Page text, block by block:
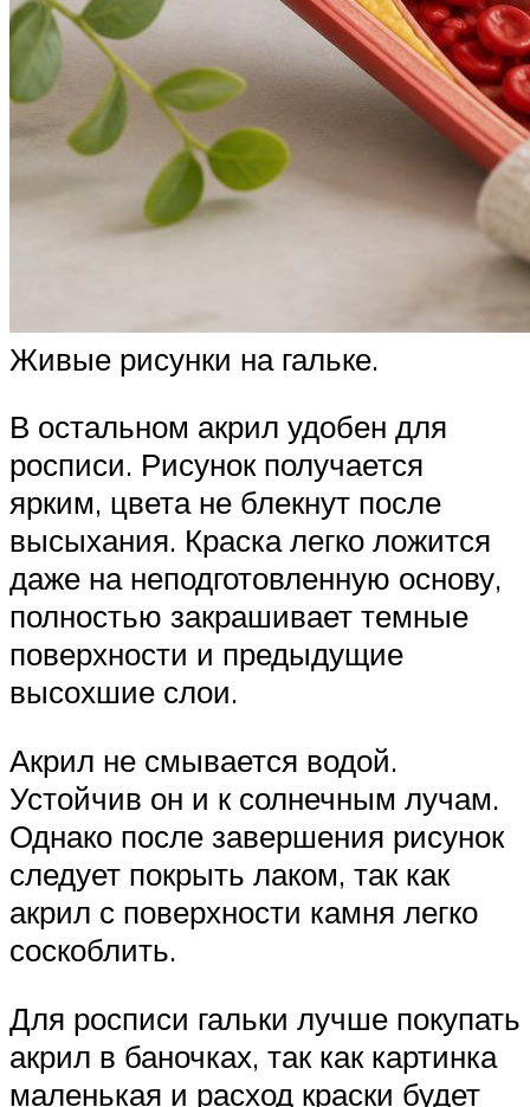
Живые рисунки на гальке.
В остальном акрил удобен для
росписи. Рисунок получается
ярким, цвета не блекнут после
высыхания. Краска легко ложится
даже на неподготовленную основу,
полностью закрашивает темные
поверхности и предыдущие
высохшие слои.
Акрил не смывается водой.
Устойчив он и к солнечным лучам.
Однако после завершения рисунок
следует покрыть лаком, так как
акрил с поверхности камня легко
соскоблить.
Для росписи гальки лучше покупать
акрил в баночках, так как картинка
маленькая и расход краски будет